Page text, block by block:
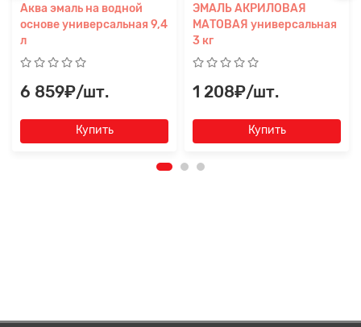
Аква эмаль на водной
основе универсальная 9,4
л
6 859₽/шт.
Купить
ЭМАЛЬ АКРИЛОВАЯ
МАТОВАЯ универсальная
3 кг
1 208₽/шт.
Купить